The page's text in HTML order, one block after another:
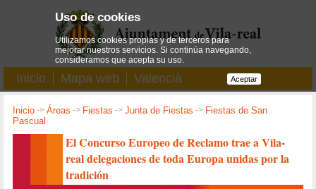
Inicio Mapa web Valencià
Inicio ->Áreas -> Fiestas ->Junta de Fiestas -> Fiestas de San
Pascual
El Concurso Europeo de Reclamo trae a Vila-
real delegaciones de toda Europa unidas por la
tradición
Uso de cookies
Utilizamos cookies propias y de terceros para
mejorar nuestros servicios. Si continúa navegando,
consideramos que acepta su uso.
Aceptar